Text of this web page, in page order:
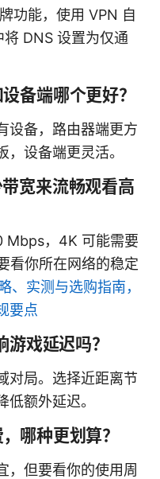
功能，使用 VPN 自
DNS 设置为仅通
备端哪个更好？
设备，路由器端更方
设备端更灵活。
宽来流畅观看高
Mbps，4K 可能需要
看你所在网络的稳定
、实测与选购指南，
要点
戏延迟吗？
对局。选择近距离节
额外延迟。
哪种更划算？
，但要看你的使用周